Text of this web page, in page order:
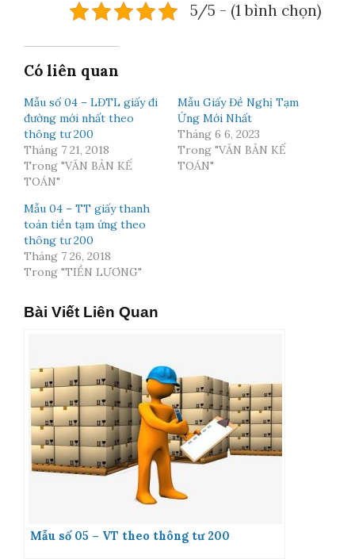
5/5 - (1 bình chọn)
Có liên quan
Mẫu số 04 – LĐTL giấy đi
đường mới nhất theo
thông tư 200
Tháng 7 21, 2018
Trong "VĂN BẢN KẾ
TOÁN"
Mẫu Giấy Đề Nghị Tạm
Ứng Mới Nhất
Tháng 6 6, 2023
Trong "VĂN BẢN KẾ
TOÁN"
Mẫu 04 – TT giấy thanh
toán tiền tạm ứng theo
thông tư 200
Tháng 7 26, 2018
Trong "TIỀN LƯƠNG"
Bài Viết Liên Quan
Mẫu số 05 – VT theo thông tư 200